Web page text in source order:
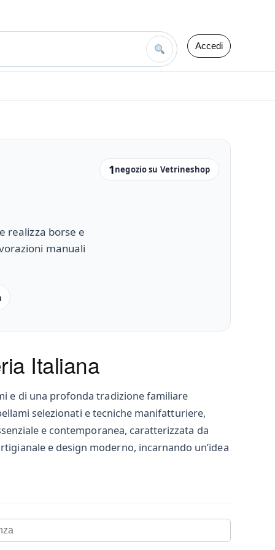
Accedi
1negozio su Vetrineshop
realizza borse e
manuali
Italiana
e di una profonda tradizione familiare
selezionati e tecniche manifatturiere,
e contemporanea, caratterizzata da
e design moderno, incarnando un’idea